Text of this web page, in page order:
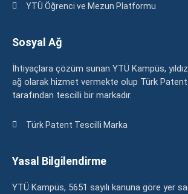
YTÜ Öğrenci ve Mezun Platformu
Sosyal Ağ
İhtiyaçlara çözüm sunan YTÜ Kampüs,
ağ olarak hizmet vermekte olup Türk
tarafından tescilli bir markadır.
Türk Patent Tescilli Marka
Yasal Bilgilendirme
YTÜ Kampüs, 5651 sayılı kanuna göre yer